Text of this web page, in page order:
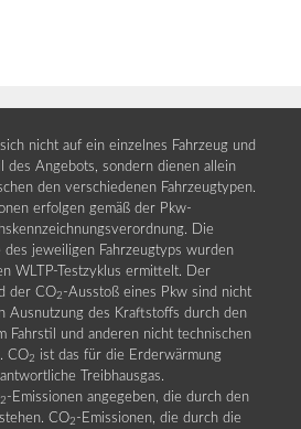
nicht auf ein einzelnes Fahrzeug und
des Angebots, sondern dienen allein
den verschiedenen Fahrzeugtypen.
erfolgen gemäß der Pkw-
Die
des jeweiligen Fahrzeugtyps wurden
WLTP-Testzyklus ermittelt. Der
der CO2 -Ausstoß eines Pkw sind nicht
Ausnutzung des Kraftstoffs durch den
Fahrstil und anderen nicht technischen
CO2 ist das für die Erderwärmung
Treibhausgas.
2 -Emissionen angegeben, die durch den
CO2 -Emissionen, die durch die